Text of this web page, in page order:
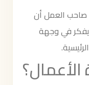
صاحب العمل أن
في وجهة